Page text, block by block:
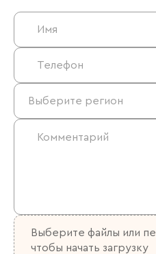
Выберите файлы или
чтобы начать загрузку